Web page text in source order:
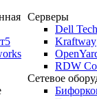
Серверы
Dell
Kraftway
RDW
Сетевое